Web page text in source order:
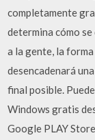
completamente
determina cómo
a la gente, la
desencadenará
final posible.
Windows gratis
Google PLAY